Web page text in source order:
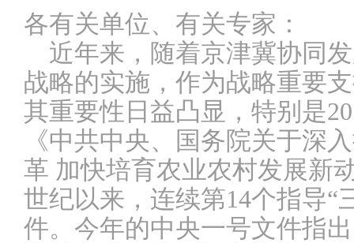
各有关单位、有关专家：
近年来，随着京津冀协同
战略的实施，作为战略重要
其重要性日益凸显，特别是
《中共中央、国务院关于深
革 加快培育农业农村发展新
世纪以来，连续第14个指导“
件。今年的中央一号文件指